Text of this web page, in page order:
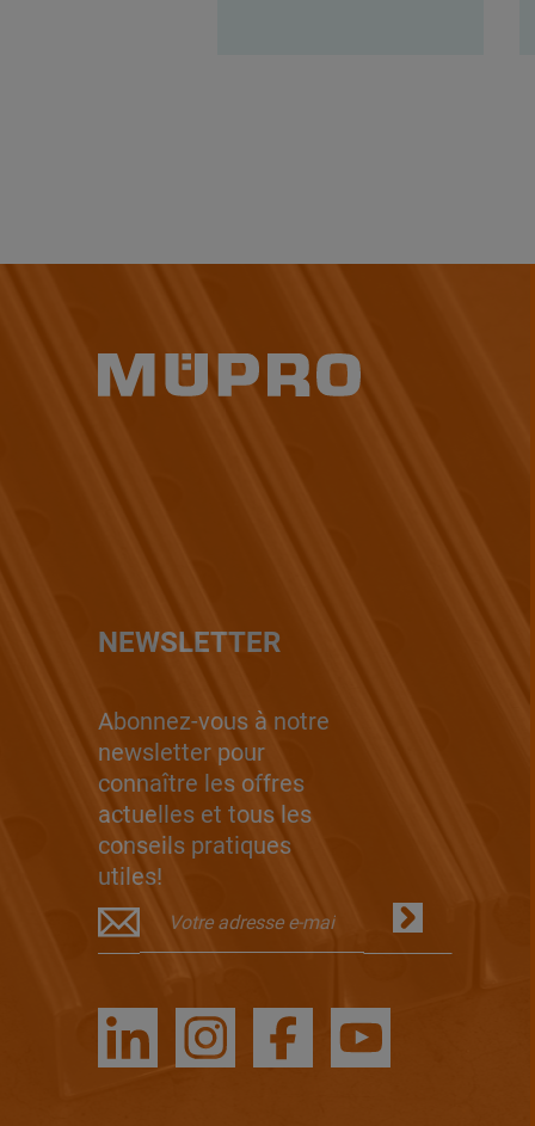
NEWSLETTER
Abonnez-vous à notre
newsletter pour
connaître les offres
actuelles et tous les
conseils pratiques
utiles!